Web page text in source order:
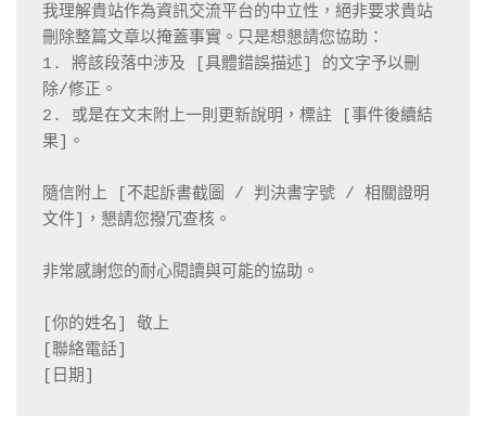
我理解貴站作為資訊交流平台的中立性，絕非要求貴站
刪除整篇文章以掩蓋事實。只是想懇請您協助：
1. 將該段落中涉及 [具體錯誤描述] 的文字予以刪
除/修正。
2. 或是在文末附上一則更新說明，標註 [事件後續結
果]。
隨信附上 [不起訴書截圖 / 判決書字號 / 相關證明
文件]，懇請您撥冗查核。
非常感謝您的耐心閱讀與可能的協助。
[你的姓名] 敬上
[聯絡電話]
[日期]